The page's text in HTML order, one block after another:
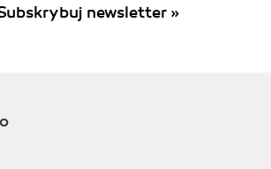
newsletter »